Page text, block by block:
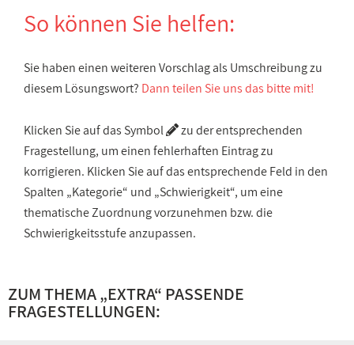
So können Sie helfen:
Sie haben einen weiteren Vorschlag als Umschreibung zu
diesem Lösungswort? Dann teilen Sie uns das bitte mit!
Klicken Sie auf das Symbol
zu der entsprechenden
Fragestellung, um einen fehlerhaften Eintrag zu
korrigieren. Klicken Sie auf das entsprechende Feld in den
Spalten „Kategorie“ und „Schwierigkeit“, um eine
thematische Zuordnung vorzunehmen bzw. die
Schwierigkeitsstufe anzupassen.
ZUM THEMA „EXTRA“ PASSENDE
FRAGESTELLUNGEN: